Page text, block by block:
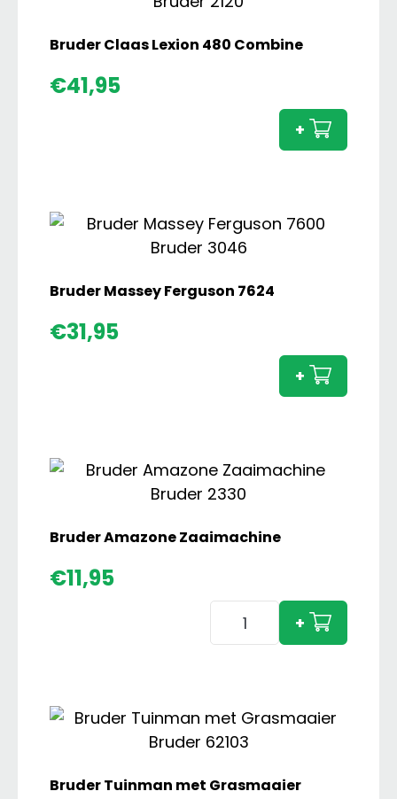
Bruder Claas Lexion 480 Combine
€41,95
480
+
Bruder Massey Ferguson 7624
€31,95
7624
+
Bruder Amazone Zaaimachine
€11,95
Bruder
Amazone
+
Bruder Tuinman met Grasmaaier